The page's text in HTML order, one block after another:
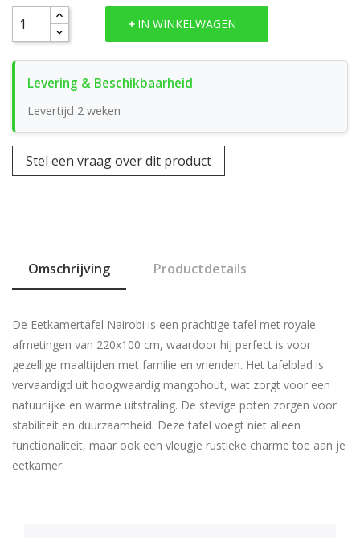
IN WINKELWAGEN
Levertijd 2 weken
Stel een vraag over dit product
Omschrijving Productdetails
De Eetkamertafel Nairobi is een prachtige tafel met royale
afmetingen van 220x100 cm, waardoor hij perfect is voor
gezellige maaltijden met familie en vrienden. Het tafelblad is
vervaardigd uit hoogwaardig mangohout, wat zorgt voor een
natuurlijke en warme uitstraling. De stevige poten zorgen voor
stabiliteit en duurzaamheid. Deze tafel voegt niet alleen
functionaliteit, maar ook een vleugje rustieke charme toe aan je
eetkamer.